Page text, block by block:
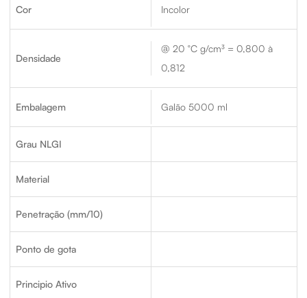
Cor Incolor
Densidade
@ 20 °C g/cm³ = 0,800 à
0,812
Embalagem Galão 5000 ml
Grau NLGI
Material
Penetração (mm/10)
Ponto de gota
Principio Ativo